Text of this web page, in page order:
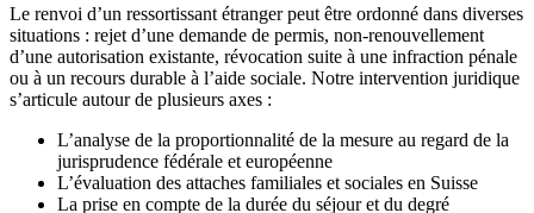
Le renvoi d’un ressortissant étranger peut être ordonné dans diverses
situations : rejet d’une demande de permis, non-renouvellement
d’une autorisation existante, révocation suite à une infraction pénale
ou à un recours durable à l’aide sociale. Notre intervention juridique
s’articule autour de plusieurs axes :
L’analyse de la proportionnalité de la mesure au regard de la
jurisprudence fédérale et européenne
L’évaluation des attaches familiales et sociales en Suisse
La prise en compte de la durée du séjour et du degré